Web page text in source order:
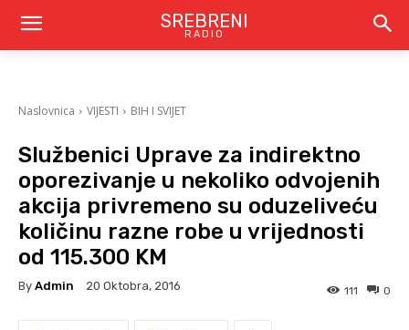
SREBRENI
RADIO
Naslovnica VIJESTI BIH I SVIJET
Službenici Uprave za indirektno
oporezivanje u nekoliko odvojenih
akcija privremeno su oduzeliveću
količinu razne robe u vrijednosti
od 115.300 KM
By Admin 20 Oktobra, 2016 0
111